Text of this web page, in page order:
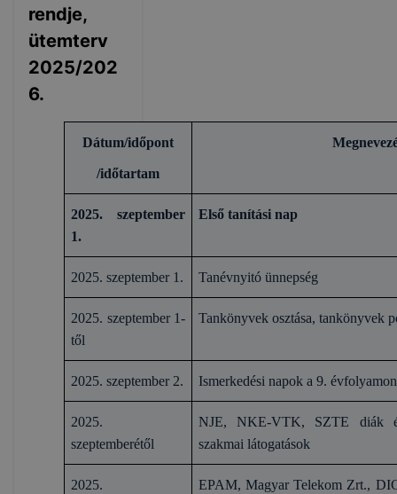
rendje,
ütemterv
2025/202
6.
Dátum/időpont
/időtartam
2025. szeptember
1.
Első tanítási nap
2025. szeptember 1. Tanévnyitó ünnepség
2025. szeptember 1-
től
Tankönyvek osztása, tankönyvek
2025. szeptember 2. Ismerkedési napok a 9. évfolyamon
2025.
szeptemberétől
NJE, NKE-VTK, SZTE diák
szakmai látogatások
2025.
EPAM, Magyar Telekom Zrt.,